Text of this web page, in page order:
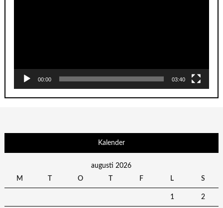
00:00 03:40
Kalender
augusti 2026
M
T O T F L S
1 2